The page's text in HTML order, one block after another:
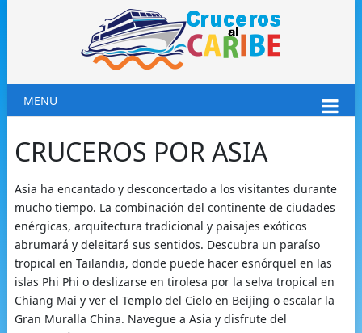
MENU
CRUCEROS POR ASIA
Asia ha encantado y desconcertado a los visitantes durante
mucho tiempo. La combinación del continente de ciudades
enérgicas, arquitectura tradicional y paisajes exóticos
abrumará y deleitará sus sentidos. Descubra un paraíso
tropical en Tailandia, donde puede hacer esnórquel en las
islas Phi Phi o deslizarse en tirolesa por la selva tropical en
Chiang Mai y ver el Templo del Cielo en Beijing o escalar la
Gran Muralla China. Navegue a Asia y disfrute del